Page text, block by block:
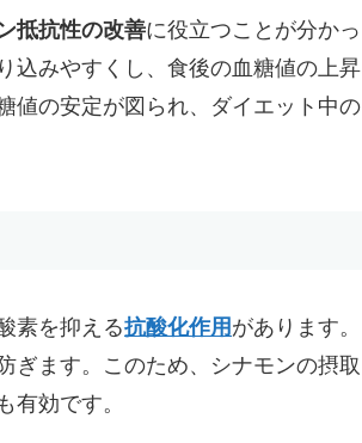
抵抗性の改善に役立つことが分かっ
込みやすくし、食後の血糖値の上昇
値の安定が図られ、ダイエット中の
素を抑える抗酸化作用 があります。
ぎます。このため、シナモンの摂取
有効です。